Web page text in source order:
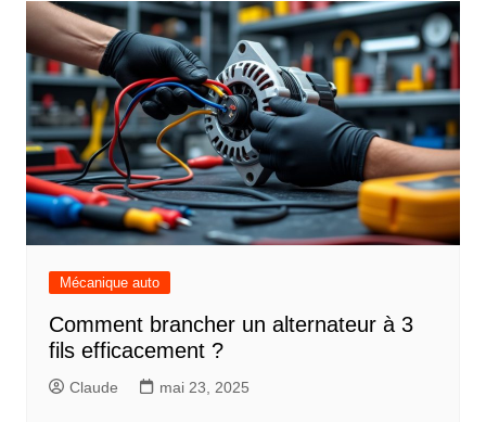
Mécanique auto
Comment brancher un alternateur à 3
fils efficacement ?
Claude mai 23, 2025